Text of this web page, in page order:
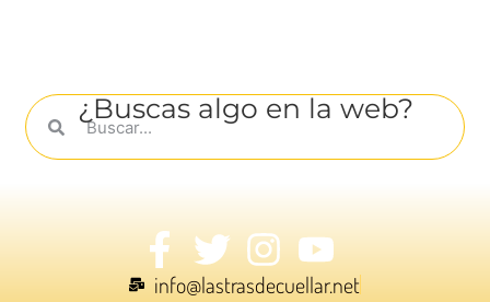
¿Buscas algo en la web?
info@lastrasdecuellar.net